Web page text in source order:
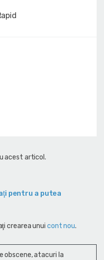
acest articol.
pentru a putea
crearea unui cont nou.
obscene, atacuri la